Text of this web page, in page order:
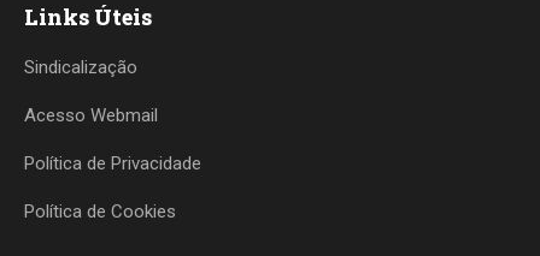
Links Úteis
Sindicalização
Acesso Webmail
Política de Privacidade
Política de Cookies